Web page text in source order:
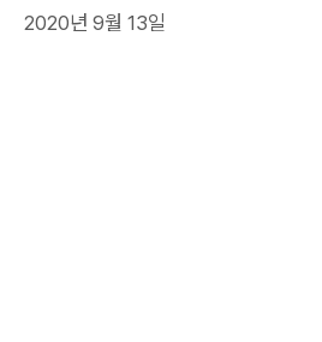
2020년 9월 13일